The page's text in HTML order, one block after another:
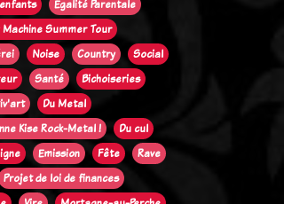
Égalité Parentale
Summer Tour
Noise Country
Social
Santé
Bichoiseries
Du Metal
Kise Rock-Metal !
Du cul
Emission Fête
Rave
Projet de loi de finances